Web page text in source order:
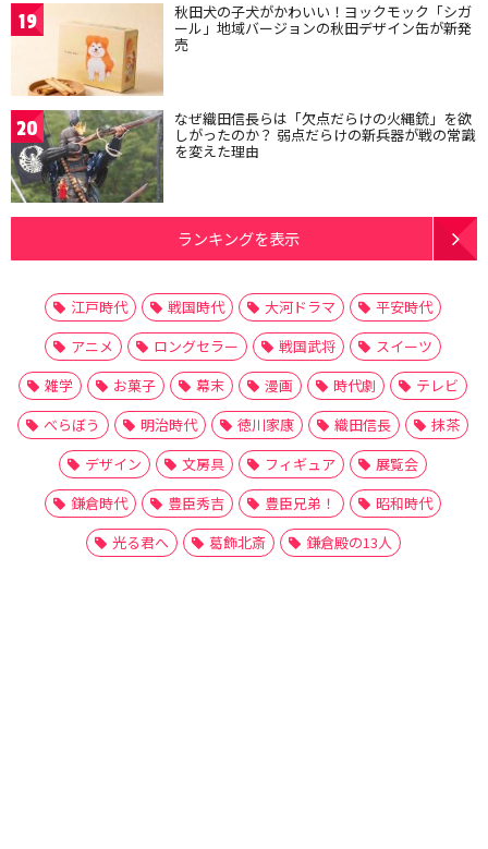
19 秋田犬の子犬がかわいい！ヨックモック「シガ
ール」地域バージョンの秋田デザイン缶が新発
売
20 なぜ織田信長らは「欠点だらけの火縄銃」を欲
しがったのか？ 弱点だらけの新兵器が戦の常識
を変えた理由
ランキングを表示
江戸時代 戦国時代 大河ドラマ
平安時代
アニメ
ロングセラー 戦国武将
スイーツ
雑学
お菓子 幕末 漫画 時代劇
テレビ
べらぼう
明治時代 徳川家康 織田信長
抹茶
デザイン
文房具 フィギュア
展覧会
鎌倉時代
豊臣秀吉 豊臣兄弟！
昭和時代
光る君へ
葛飾北斎 鎌倉殿の13人